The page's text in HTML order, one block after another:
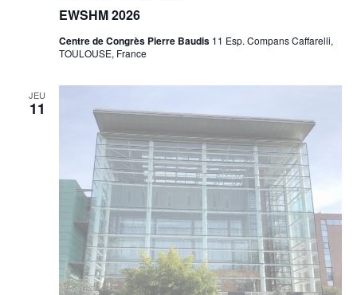
EWSHM 2026
Centre de Congrès Pierre Baudis 11 Esp. Compans Caffarelli,
TOULOUSE, France
JEU
11